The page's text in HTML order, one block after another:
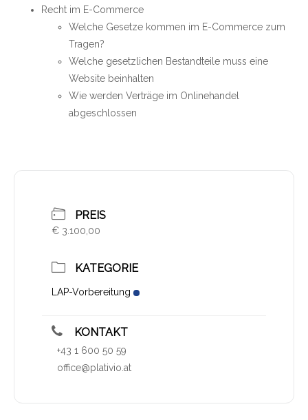
Recht im E-Commerce
Welche Gesetze kommen im E-Commerce zum
Tragen?
Welche gesetzlichen Bestandteile muss eine
Website beinhalten
Wie werden Verträge im Onlinehandel
abgeschlossen
PREIS
€ 3.100,00
KATEGORIE
LAP-Vorbereitung
KONTAKT
+43 1 600 50 59
office@plativio.at